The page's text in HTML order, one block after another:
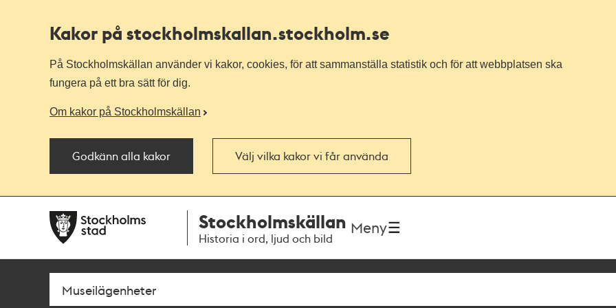
Kakor på stockholmskallan.stockholm.se
På Stockholmskällan använder vi kakor, cookies, för att sammanställa statistik och för att webbplatsen ska
fungera på ett bra sätt för dig.
Om kakor på Stockholmskällan
Godkänn alla kakor Välj vilka kakor vi får använda
navigationen
huvudinnehållet
Stockholmskällan
Historia i ord, ljud och bild
Meny
Sök